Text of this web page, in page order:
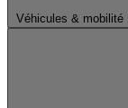
Véhicules & mobilité